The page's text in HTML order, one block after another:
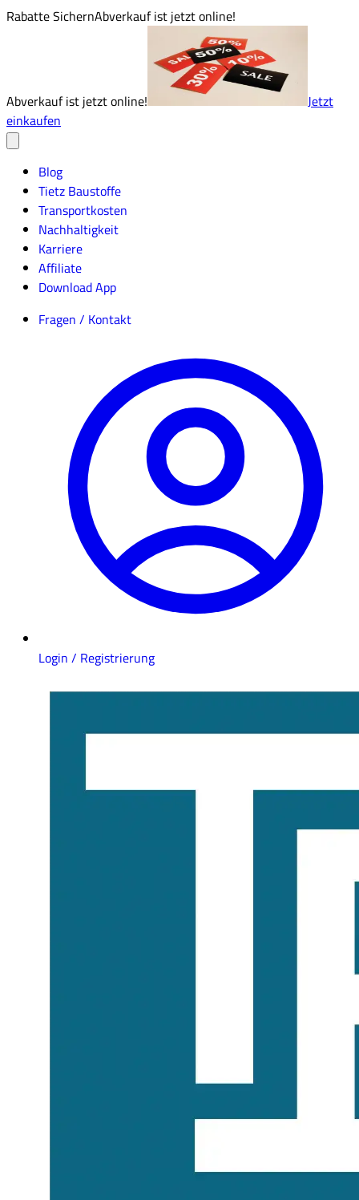
Rabatte SichernAbverkauf ist jetzt online!
Abverkauf ist jetzt online!
Jetzt
einkaufen
Blog
Tietz Baustoffe
Transportkosten
Nachhaltigkeit
Karriere
Affiliate
Download App
Fragen / Kontakt
Login / Registrierung